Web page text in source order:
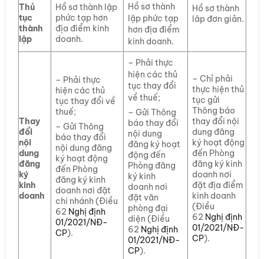
Thủ
tục
thành
lập
Hồ sơ thành lập
phức tạp hơn
địa điểm kinh
doanh.
Hồ sơ thành
lập phức tạp
hơn địa điểm
kinh doanh.
Hồ sơ thành
lâp đơn giản.
Thay
đổi
nội
dung
đăng
ký
kinh
doanh
– Phải thực
hiện các thủ
tục thay đổi về
thuế;
– Gửi Thông
báo thay đổi
nội dung đăng
ký hoạt động
đến Phòng
đăng ký kinh
doanh nơi đặt
chi nhánh (Điều
62 Nghị định
01/2021/NĐ-
CP).
– Phải thực
hiện các thủ
tục thay đổi
về thuế;
– Gửi Thông
báo thay đổi
nội dung
đăng ký hoạt
động đến
Phòng đăng
ký kinh
doanh nơi
đặt văn
phòng đại
diện (Điều
62 Nghị định
01/2021/NĐ-
CP).
– Chỉ phải
thực hiện thủ
tục gửi
Thông báo
thay đổi nội
dung đăng
ký hoạt động
đến Phòng
đăng ký kinh
doanh nơi
đặt địa điểm
kinh doanh
(Điều
62 Nghị định
01/2021/NĐ-
CP).